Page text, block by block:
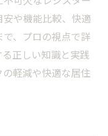
や機能比較、快適
、プロの視点で詳
正しい知識と実践
軽減や快適な居住